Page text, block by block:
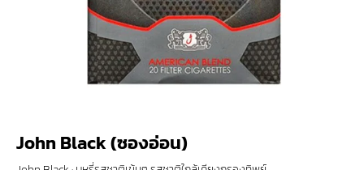
John Black (ซองอ่อน)